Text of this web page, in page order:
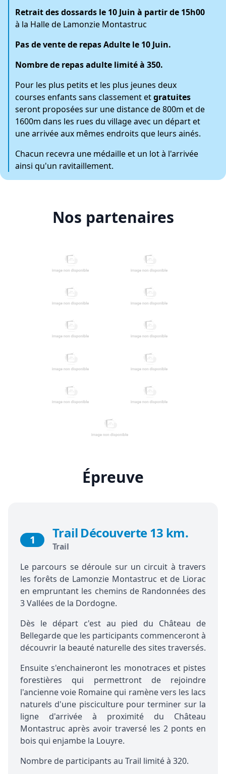
Retrait des dossards le 10 Juin à partir de 15h00
à la Halle de Lamonzie Montastruc
Pas de vente de repas Adulte le 10 Juin.
Nombre de repas adulte limité à 350.
Pour les plus petits et les plus jeunes deux
courses enfants sans classement etgratuites
seront proposées sur une distance de 800m et de
1600m dans les rues du village avec un départ et
une arrivée aux mêmes endroits que leurs ainés.
Chacun recevra une médaille et un lot à l'arrivée
ainsi qu'un ravitaillement.
Nos partenaires
Épreuve
1 Trail Découverte 13 km.
Trail
Le parcours se déroule sur un circuit à travers
les forêts de Lamonzie Montastruc et de Liorac
en empruntant les chemins de Randonnées des
3 Vallées de la Dordogne.
Dès le départ c'est au pied du Château de
Bellegarde que les participants commenceront à
découvrir la beauté naturelle des sites traversés.
Ensuite s'enchaineront les monotraces et pistes
forestières qui permettront de rejoindre
l'ancienne voie Romaine qui ramène vers les lacs
naturels d'une pisciculture pour terminer sur la
ligne d'arrivée à proximité du Château
Montastruc après avoir traversé les 2 ponts en
bois qui enjambe la Louyre.
Nombre de participants au Trail limité à 320.